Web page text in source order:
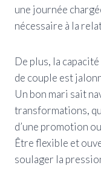
une journée
nécessaire à la
De plus, la
de couple est
Un bon mari sait
transformations,
d’une promotion
Être flexible et
soulager la